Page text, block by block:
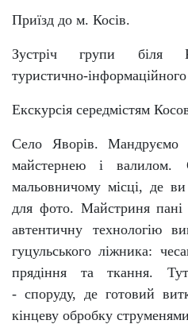
Приїзд до м. Косів.
Зустріч групи біля
туристично-
Екскурсія середмістям
Село Яворів. Мандруємо
майстернею і валилом.
мальовничому місці, де ви
для фото. Майстриня пані
автентичну технологію
гуцульського ліжника:
прядіння та ткання.
- споруду, де готовий
кінцеву обробку